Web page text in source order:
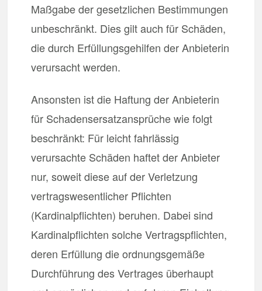
Maßgabe der gesetzlichen Bestimmungen
unbeschränkt. Dies gilt auch für Schäden,
die durch Erfüllungsgehilfen der Anbieterin
verursacht werden.
Ansonsten ist die Haftung der Anbieterin
für Schadensersatzansprüche wie folgt
beschränkt: Für leicht fahrlässig
verursachte Schäden haftet der Anbieter
nur, soweit diese auf der Verletzung
vertragswesentlicher Pflichten
(Kardinalpflichten) beruhen. Dabei sind
Kardinalpflichten solche Vertragspflichten,
deren Erfüllung die ordnungsgemäße
Durchführung des Vertrages überhaupt